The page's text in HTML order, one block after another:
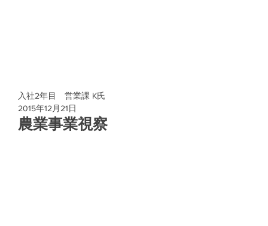
農業事業視察
入社2年目 営業課 K氏
2015年12月21日